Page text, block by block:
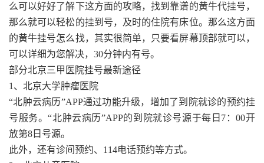
么可以好好了解下这方面的攻略，找到靠谱的黄牛代挂号，
那么就可以轻松的挂到号，及时的住院有床位。那么这方面
的黄牛挂号怎么找，其实很简单，只要看屏幕顶部就可以，
可以详细为您解决，30分钟内有号。
部分北京三甲医院挂号最新途径
1、北京大学肿瘤医院
“北肿云病历”APP通过功能升级，增加了到院就诊的预约挂
号服务。“北肿云病历”APP的到院就诊号源于每日7：00开
放第8日号源。
此外，还有诊间预约、114电话预约等方式。